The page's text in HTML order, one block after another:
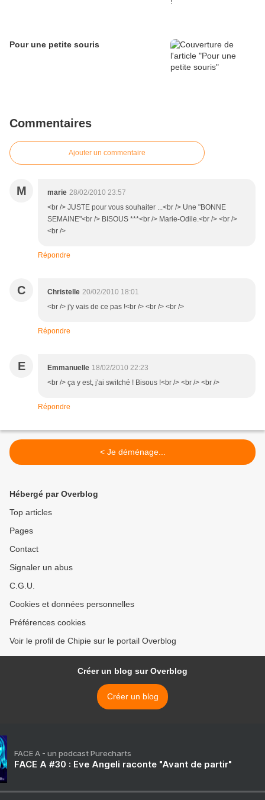
Pour une petite souris
Commentaires
Ajouter un commentaire
M marie 28/02/2010 23:57
<br /> JUSTE pour vous souhaiter ...<br /> Une "BONNE
SEMAINE"<br /> BISOUS ***<br /> Marie-Odile.<br /> <br />
<br />
Répondre
C Christelle 20/02/2010 18:01
<br /> j'y vais de ce pas !<br /> <br /> <br />
Répondre
E Emmanuelle 18/02/2010 22:23
<br /> ça y est, j'ai switché ! Bisous !<br /> <br /> <br />
Répondre
< Je déménage...
Hébergé par Overblog
Top articles
Pages
Contact
Signaler un abus
C.G.U.
Cookies et données personnelles
Préférences cookies
Voir le profil de Chipie sur le portail Overblog
Créer un blog sur Overblog
Créer un blog
FACE A - un podcast Purecharts
FACE A #30 : Eve Angeli raconte "Avant de partir"